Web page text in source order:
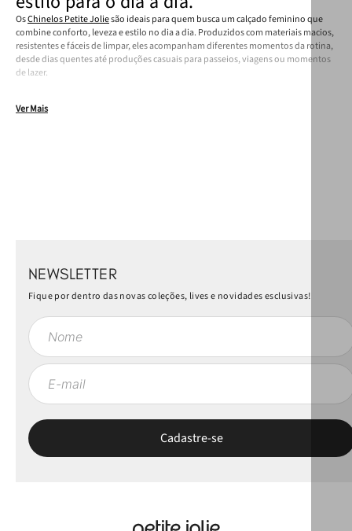
OsChinelos Petite Joliesão ideais para quem busca um calçado feminino que
combine conforto, leveza e estilo no dia a dia. Produzidos com materiais macios,
resistentes e fáceis de limpar, eles acompanham diferentes momentos da rotina,
desde dias quentes até produções casuais para passeios, viagens ou momentos
de lazer.
Ver Mais
NEWSLETTER
Fique por dentro das novas coleções, lives e novidades esclusivas!